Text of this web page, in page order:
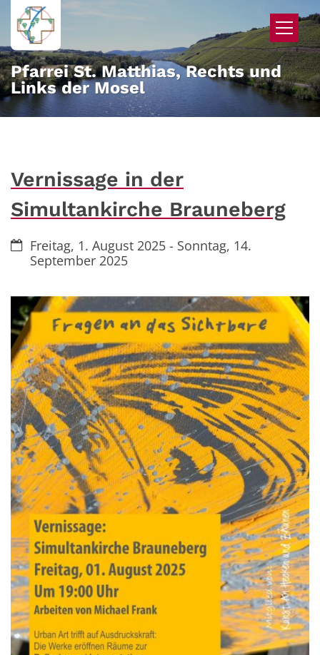
Zum Inhalt springen
Pfarrei St. Matthias, Rechts und
Links der Mosel
Vernissage in der
Simultankirche Brauneberg
Datum:
Freitag, 1. August 2025 - Sonntag, 14.
September 2025